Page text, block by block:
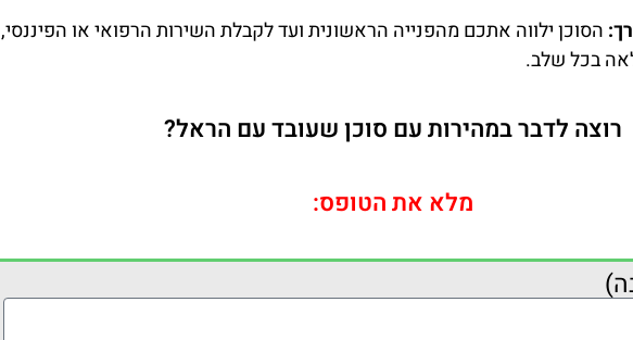
הסוכן ילווה אתכם מהפנייה הראשונית ועד לקבלת השירות הרפואי או הפיננסי,
בכל שלב.
רוצה לדבר במהירות עם סוכן שעובד עם הראל?
מלא את הטופס: